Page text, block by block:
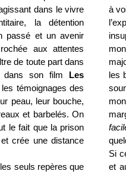
dans le vivre
la détention
passé et un avenir
aux attentes
de toute part dans
dans son film
Les
témoignages des
peau, leur bouche,
et barbelés. On
le fait que la prison
crée une distance
seuls repères que
à
les
Si
et